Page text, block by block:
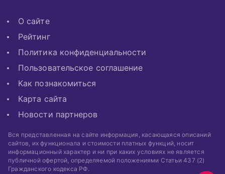
О сайте
Рейтинг
Политика конфиденциальности
Пользовательское соглашение
Как познакомиться
Карта сайта
Новости партнеров
Вся представленная на сайте информация, касающаяся описаний
сайтов, их функционала и стоимости платных функций, носит
информационный характер и ни при каких условиях не является
публичной офертой, определяемой положениями Статьи 437 (2)
Гражданского кодекса РФ.